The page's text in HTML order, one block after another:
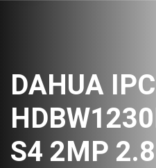
DAHUA
S4 2MP